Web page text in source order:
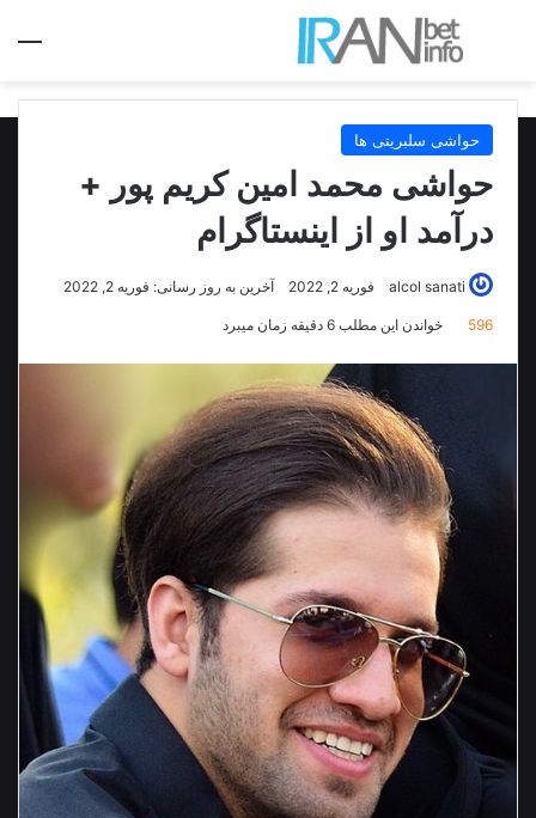
جستجو برای
حواشی سلبریتی ها
حواشی محمد امین کریم پور +
درآمد او از اینستاگرام
alcol sanati فوریه 2, 2022 آخرین به روز رسانی: فوریه 2, 2022
596 خواندن این مطلب 6 دقیقه زمان میبرد